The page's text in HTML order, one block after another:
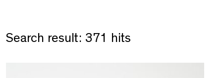
Search result: 371 hits